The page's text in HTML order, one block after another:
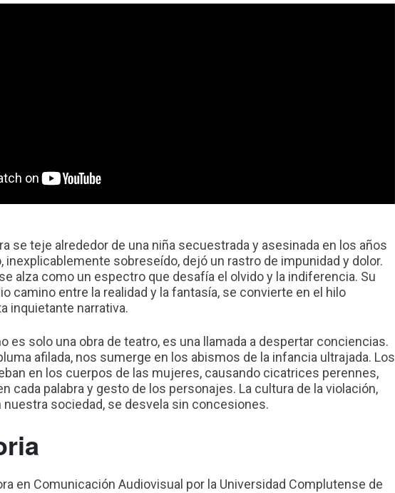
se teje alrededor de una niña secuestrada y asesinada en los años
inexplicablemente sobreseído, dejó un rastro de impunidad y dolor.
alza como un espectro que desafía el olvido y la indiferencia. Su
camino entre la realidad y la fantasía, se convierte en el hilo
inquietante narrativa.
es solo una obra de teatro, es una llamada a despertar conciencias.
afilada, nos sumerge en los abismos de la infancia ultrajada. Los
en los cuerpos de las mujeres, causando cicatrices perennes,
cada palabra y gesto de los personajes. La cultura de la violación,
sociedad, se desvela sin concesiones.
en Comunicación Audiovisual por la Universidad Complutense de